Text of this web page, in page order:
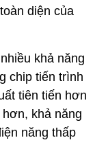
diện của
nhiều khả năng
chip tiến trình
tiên tiến hơn
khả năng
năng thấp